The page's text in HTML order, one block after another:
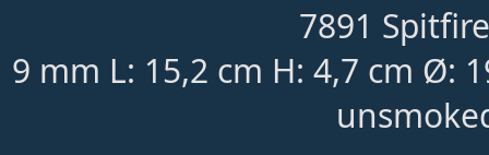
7891
9 mm L: 15,2 cm H: 4,7 cm Ø: